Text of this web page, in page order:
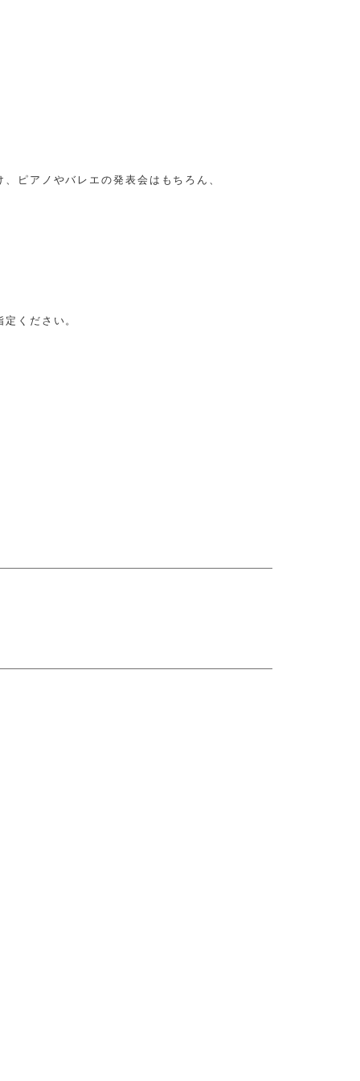
ピアノやバレエの発表会はもちろん、
ください。